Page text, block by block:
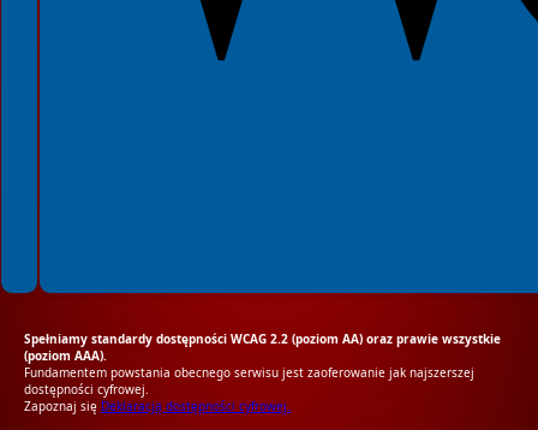
Spełniamy standardy dostępności WCAG 2.2 (poziom AA) oraz prawie wszystkie
(poziom AAA).
Fundamentem powstania obecnego serwisu jest zaoferowanie jak najszerszej
dostępności cyfrowej.
Zapoznaj się Deklaracją dostępności cyfrowej.